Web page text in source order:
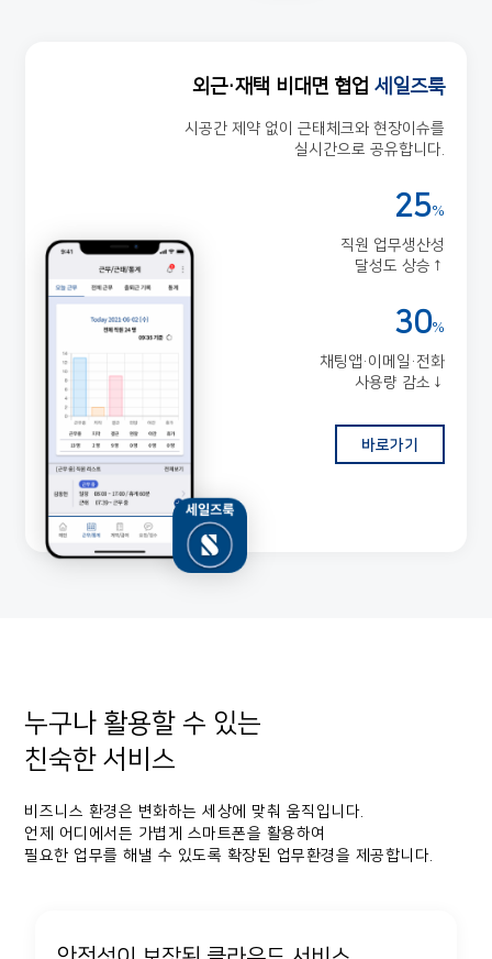
외근·재택 비대면 협업세일즈룩
시공간 제약 없이 근태체크와 현장이슈를
실시간으로 공유합니다.
25%
직원 업무생산성
달성도 상승↑
30%
채팅앱·이메일·전화
사용량 감소↓
바로가기
누구나 활용할 수 있는
친숙한 서비스
비즈니스 환경은 변화하는 세상에 맞춰 움직입니다.
언제 어디에서든 가볍게 스마트폰을 활용하여
필요한 업무를 해낼 수 있도록 확장된 업무환경을 제공합니다.